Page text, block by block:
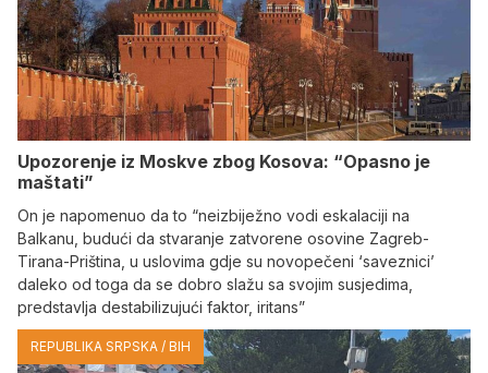
Upozorenje iz Moskve zbog Kosova: “Opasno je
maštati”
On je napomenuo da to “neizbiježno vodi eskalaciji na
Balkanu, budući da stvaranje zatvorene osovine Zagreb-
Tirana-Priština, u uslovima gdje su novopečeni ‘saveznici’
daleko od toga da se dobro slažu sa svojim susjedima,
predstavlja destabilizujući faktor, iritans”
REPUBLIKA SRPSKA / BIH